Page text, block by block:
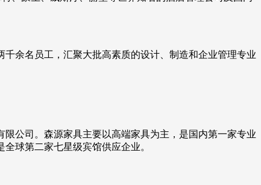
余名员工，汇聚大批高素质的设计、制造和企业管理专业
公司。森源家具主要以高端家具为主，是国内第一家专业
球第二家七星级宾馆供应企业。